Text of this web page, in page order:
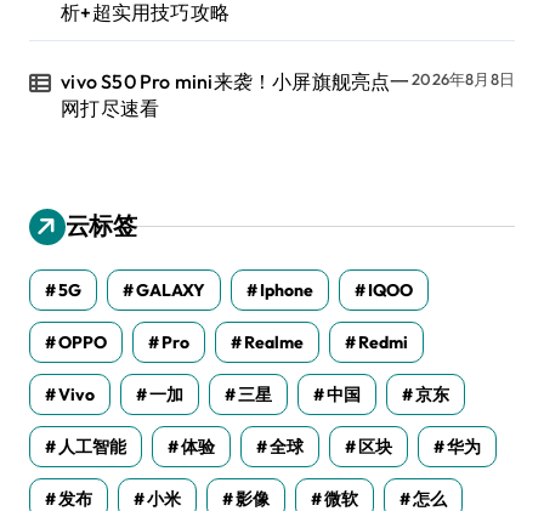
析+超实用技巧攻略
vivo S50 Pro mini来袭！小屏旗舰亮点一
网打尽速看
2026年8月8日
云标签
5G GALAXY Iphone IQOO
OPPO Pro Realme Redmi
Vivo 一加 三星 中国 京东
人工智能 体验 全球 区块 华为
发布 小米 影像 微软 怎么